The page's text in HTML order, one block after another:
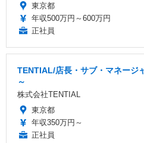
東京都
年収500万円～600万円
正社員
TENTIAL/店長・サブ・マネージ
～
株式会社TENTIAL
東京都
年収350万円～
正社員